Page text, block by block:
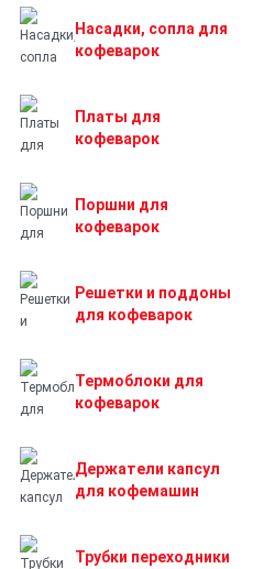
Насадки, сопла для
кофеварок
Платы для
кофеварок
Поршни для
кофеварок
Решетки и поддоны
для кофеварок
Термоблоки для
кофеварок
Держатели капсул
для кофемашин
Трубки переходники